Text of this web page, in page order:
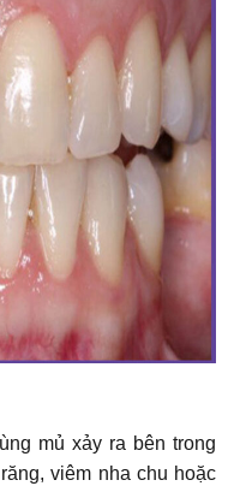
mủ xảy ra bên trong
viêm nha chu hoặc